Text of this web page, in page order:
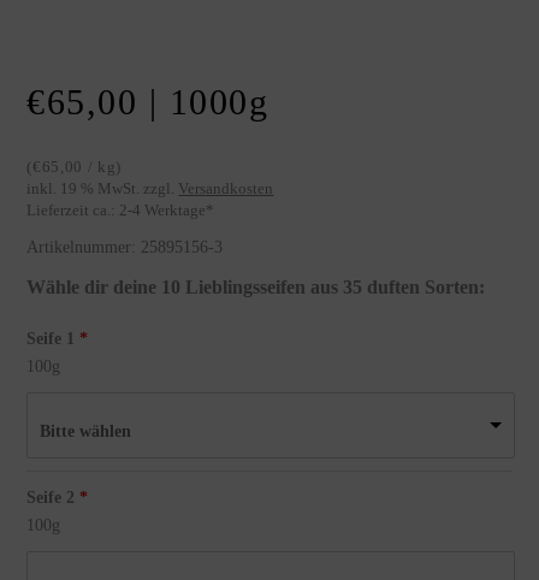
€65,00 | 1000g
( € 65,00 / kg )
inkl. 19 % MwSt. zzgl. Versandkosten
Lieferzeit ca.: 2-4 Werktage*
Artikelnummer: 25895156-3
Wähle dir deine 10 Lieblingsseifen aus 35 duften Sorten:
Seife 1
100g
Bitte wählen
Seife 2
100g